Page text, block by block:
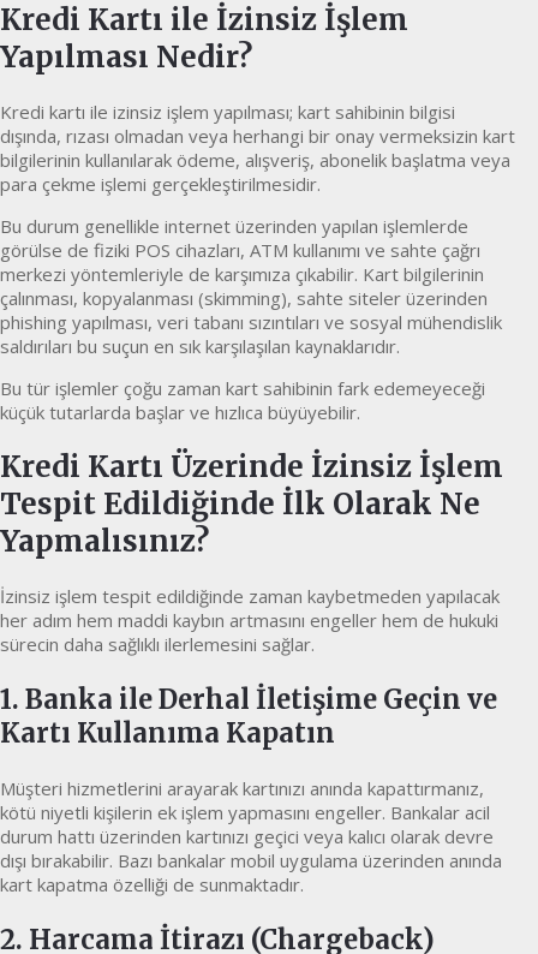
Kredi Kartı ile İzinsiz İşlem
Yapılması Nedir?
Kredi kartı ile izinsiz işlem yapılması; kart sahibinin bilgisi
dışında, rızası olmadan veya herhangi bir onay vermeksizin kart
bilgilerinin kullanılarak ödeme, alışveriş, abonelik başlatma veya
para çekme işlemi gerçekleştirilmesidir.
Bu durum genellikle internet üzerinden yapılan işlemlerde
görülse de fiziki POS cihazları, ATM kullanımı ve sahte çağrı
merkezi yöntemleriyle de karşımıza çıkabilir. Kart bilgilerinin
çalınması, kopyalanması (skimming), sahte siteler üzerinden
phishing yapılması, veri tabanı sızıntıları ve sosyal mühendislik
saldırıları bu suçun en sık karşılaşılan kaynaklarıdır.
Bu tür işlemler çoğu zaman kart sahibinin fark edemeyeceği
küçük tutarlarda başlar ve hızlıca büyüyebilir.
Kredi Kartı Üzerinde İzinsiz İşlem
Tespit Edildiğinde İlk Olarak Ne
Yapmalısınız?
İzinsiz işlem tespit edildiğinde zaman kaybetmeden yapılacak
her adım hem maddi kaybın artmasını engeller hem de hukuki
sürecin daha sağlıklı ilerlemesini sağlar.
1. Banka ile Derhal İletişime Geçin ve
Kartı Kullanıma Kapatın
Müşteri hizmetlerini arayarak kartınızı anında kapattırmanız,
kötü niyetli kişilerin ek işlem yapmasını engeller. Bankalar acil
durum hattı üzerinden kartınızı geçici veya kalıcı olarak devre
dışı bırakabilir. Bazı bankalar mobil uygulama üzerinden anında
kart kapatma özelliği de sunmaktadır.
2. Harcama İtirazı (Chargeback)